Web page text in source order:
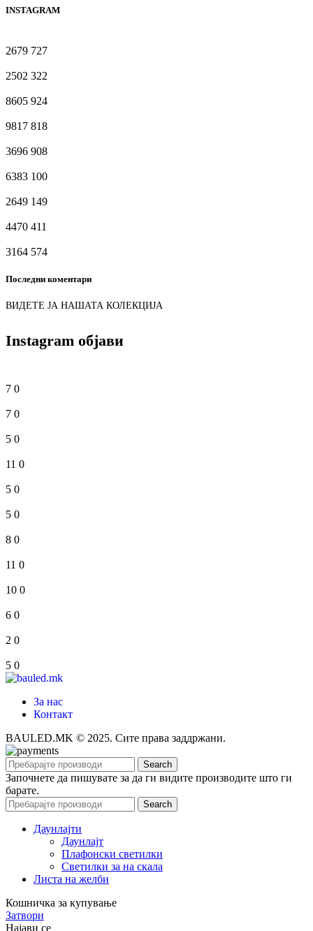
INSTAGRAM
2679 727
2502 322
8605 924
9817 818
3696 908
6383 100
2649 149
4470 411
3164 574
Последни коментари
ВИДЕТЕ ЈА НАШАТА КОЛЕКЦИЈА
Instagram објави
7 0
7 0
5 0
11 0
5 0
5 0
8 0
11 0
10 0
6 0
2 0
5 0
За нас
Контакт
BAULED.MK © 2025. Сите права заддржани.
Search
Започнете да пишувате за да ги видите производите што ги
барате.
Search
Даунлајти
Даунлајт
Плафонски светилки
Светилки за на скала
Листа на желби
Кошничка за купување
Затвори
Најави се